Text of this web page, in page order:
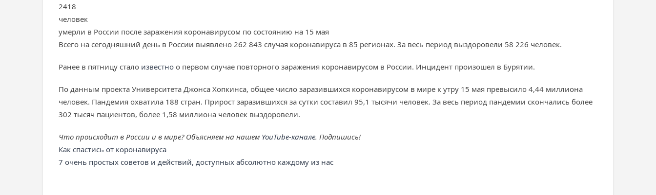
2418
человек
умерли в России после заражения коронавирусом по состоянию на 15 мая
Всего на сегодняшний день в России выявлено 262 843 случая коронавируса в 85 регионах. За весь период выздоровели 58 226 человек.
Ранее в пятницу стало известно о первом случае повторного заражения коронавирусом в России. Инцидент произошел в Бурятии.
По данным проекта Университета Джонса Хопкинса, общее число заразившихся коронавирусом в мире к утру 15 мая превысило 4,44 миллиона
человек. Пандемия охватила 188 стран. Прирост заразившихся за сутки составил 95,1 тысячи человек. За весь период пандемии скончались более
302 тысяч пациентов, более 1,58 миллиона человек выздоровели.
Что происходит в России и в мире? Объясняем на нашем YouTube-канале. Подпишись!
Как спастись от коронавируса
7 очень простых советов и действий, доступных абсолютно каждому из нас